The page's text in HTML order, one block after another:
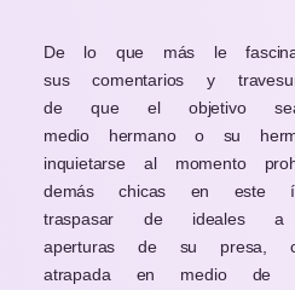
De lo que más le
sus comentarios y
de que el objetivo sea
medio hermano o su
inquietarse al momento
demás chicas en este
traspasar de ideales
aperturas de su presa,
atrapada en medio de